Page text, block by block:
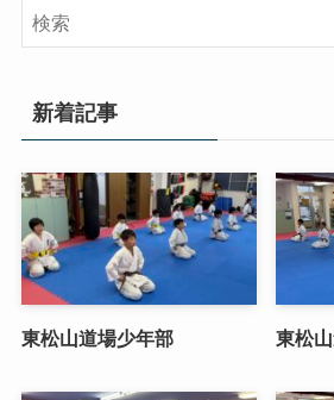
新着記事
東松山道場少年部 東松